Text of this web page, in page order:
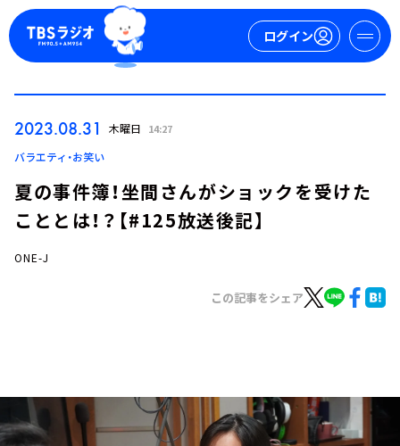
ログイン
ログイン
お知らせ
イベント・グッズ
2023.08.31 木曜日 14:27
バラエティ・お笑い
夏の事件簿！坐間さんがショックを受けた
こととは！？【#125放送後記】
ONE-J
この記事をシェア